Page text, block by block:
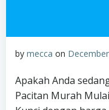
by mecca on
Apakah Anda
Pacitan Murah